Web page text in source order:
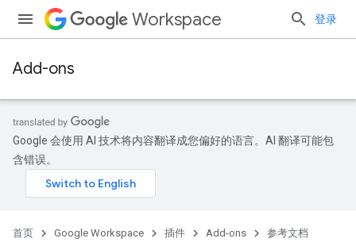
Workspace 登录
Add-ons
Google 会使用 AI 技术将内容翻译成您偏好的语言。AI 翻译可能包
含错误。
首页 Google Workspace 插件 Add-ons 参考文档